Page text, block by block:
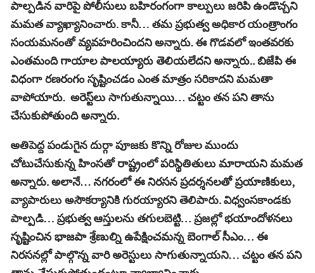
పాల్పడిన వారిపై పోలీసులు బహిరంగంగా కాల్పులు జరిపి ఉండొచ్చని
మమత వ్యాఖ్యానించారు. కానీ… తమ ప్రభుత్వ అధికార యంత్రాంగం
సంయమనంతో వ్యవహరించిందని అన్నారు. ఈ గొడవలో ఇంతవరకు
ఎంతమంది గాయాల పాలయ్యారు తెలియలేదని అన్నారు.. బిజేపి ఈ
విధంగా రణరంగం సృష్టించడం ఎంత మాత్రం సరికాదని మమతా
వాపోయారు. అరెస్ట్‌లు సాగుతున్నాయి… చట్టం తన పని తాను
చేసుకుపోతుంది అన్నారు.
అతిపెద్ద పండుగైన దుర్గా పూజకు కొన్ని రోజుల ముందు
చోటుచేసుకున్న హింసతో రాష్ట్రంలో పరిస్థితితులు మారాయని మమత
అన్నారు. అలానే… నగరంలో ఈ నిరసన ప్రదర్శనలతో ప్రయాణికులు,
వ్యాపారులు అసౌకర్యానికి గురయ్యారని తెలిపారు. విధ్వంసకాండకు
పాల్పడి… ప్రభుత్వ ఆస్తులను తగులబెట్టి… ప్రజల్లో భయాందోళనలు
సృష్టించిన భాజపా శ్రేణుల్ని ఉపేక్షించమన్న బెంగాల్‌ సీఎం… ఈ
నిరసనల్లో పాల్గొన్న వారి అరెస్టులు సాగుతున్నాయని… చట్టం తన పని